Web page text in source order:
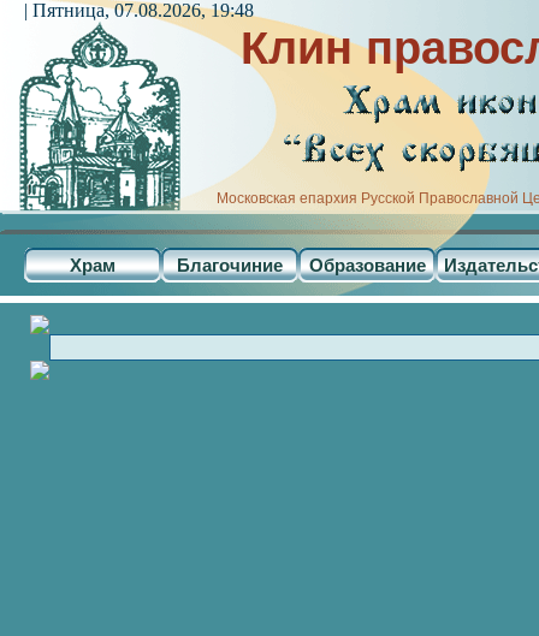
Клин
Московская епархия Русской Православной
Храм Благочиние Образование
| Пятница, 07.08.2026, 19:48